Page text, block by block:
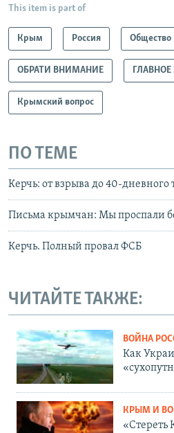
This item is part of
Крым Россия Общество
ОБРАТИ ВНИМАНИЕ
Крымский вопрос
ПО ТЕМЕ
Керчь: от взрыва до 40-дневного
Письма крымчан: Мы проспали
Керчь. Полный провал ФСБ
ЧИТАЙТЕ ТАКЖЕ:
ВОЙНА
Как
КРЫМ И
«Стереть